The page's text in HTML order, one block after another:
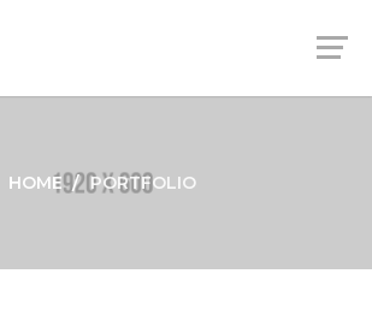
HOME PORTFOLIO